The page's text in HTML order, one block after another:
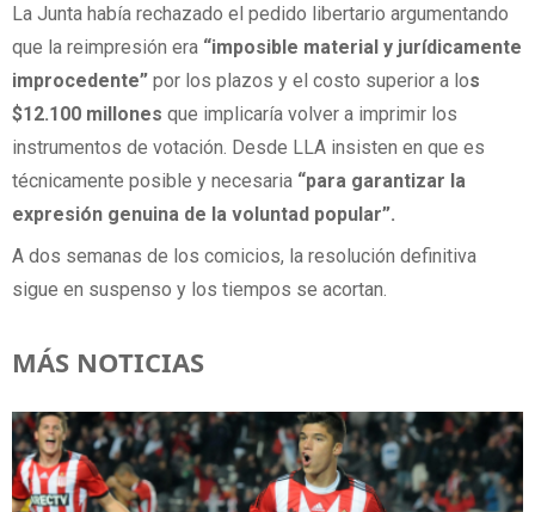
La Junta había rechazado el pedido libertario argumentando
que la reimpresión era “imposible material y jurídicamente
improcedente” por los plazos y el costo superior a los
$12.100 millones que implicaría volver a imprimir los
instrumentos de votación. Desde LLA insisten en que es
técnicamente posible y necesaria “para garantizar la
expresión genuina de la voluntad popular”.
A dos semanas de los comicios, la resolución definitiva
sigue en suspenso y los tiempos se acortan.
MÁS NOTICIAS